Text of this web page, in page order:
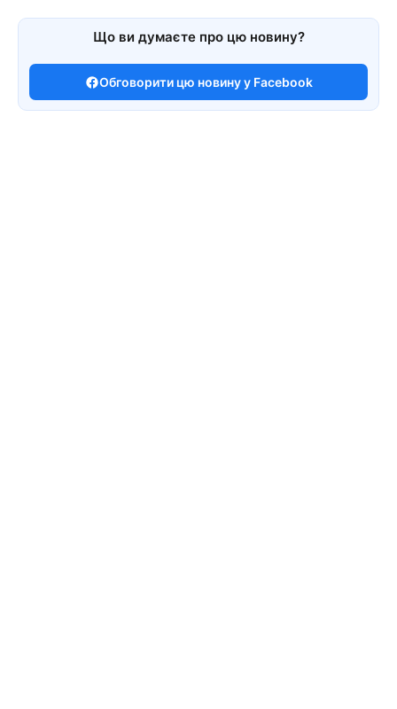
Що ви думаєте про цю новину?
Обговорити цю новину у Facebook